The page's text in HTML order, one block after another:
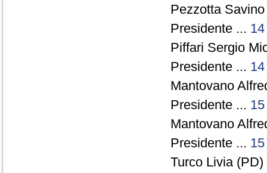
Pezzotta
Presidente ... 14
Piffari Sergio
Presidente ... 14
Mantovano
Presidente ... 15
Mantovano
Presidente ... 15
Turco Livia